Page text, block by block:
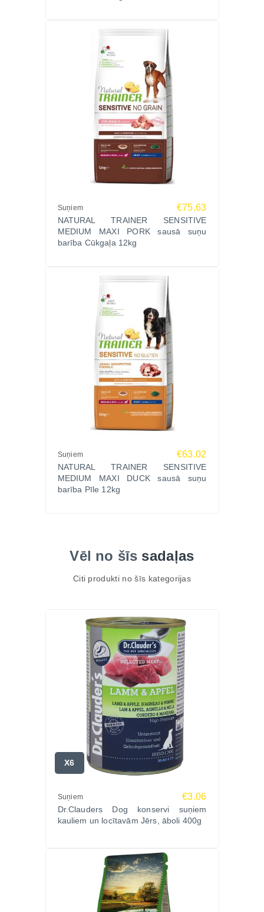
Pakāpeniski 7–10 dienu laikā.
Pasūti Natural Trainer Puppy Sensitive Medium
Maxi Salmon 12kg Zoopasaule.lv – oriģināla prece,
izdevīga cena un ātra piegāde visā Latvijā!
Suņiem €75.63
NATURAL TRAINER SENSITIVE
MEDIUM MAXI PORK sausā suņu
barība Cūkgaļa 12kg
Suņiem €63.02
NATURAL TRAINER SENSITIVE
MEDIUM MAXI DUCK sausā suņu
barība Pīle 12kg
Vēl no šīs sadaļas
Citi produkti no šīs kategorijas
X6
Suņiem €3.06
Dr.Clauders Dog konservi suņiem
kauliem un locītavām Jērs, āboli 400g